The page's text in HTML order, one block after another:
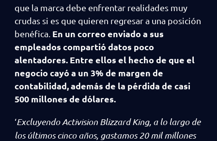
que la marca debe enfrentar realidades muy
crudas si es que quieren regresar a una posición
benéfica. En un correo enviado a sus
empleados compartió datos poco
alentadores. Entre ellos el hecho de que el
negocio cayó a un 3% de margen de
contabilidad, además de la pérdida de casi
500 millones de dólares.
‘Excluyendo Activision Blizzard King, a lo largo de
los últimos cinco años, gastamos 20 mil millones